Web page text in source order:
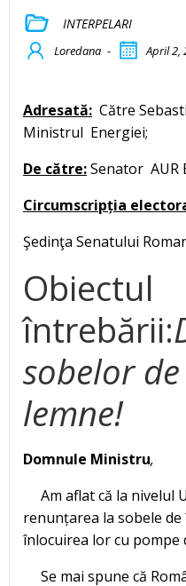
INTERPELARI
Loredana - April 2,
Adresată: Către
Ministrul Energiei;
De către:Senator AUR
Circumscripția
Şedinţa Senatului
Obiectul
întrebării:
sobelor
lemne!
Domnule Ministru,
Am aflat că la nivelul
renunțarea la sobele de
înlocuirea lor cu pompe
Se mai spune că